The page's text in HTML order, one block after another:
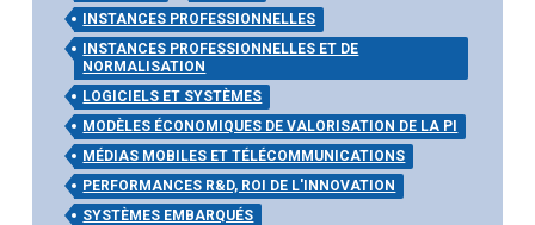
INSTANCES PROFESSIONNELLES
INSTANCES PROFESSIONNELLES ET DE
NORMALISATION
LOGICIELS ET SYSTÈMES
MODÈLES ÉCONOMIQUES DE VALORISATION DE LA PI
MÉDIAS MOBILES ET TÉLÉCOMMUNICATIONS
PERFORMANCES R&D, ROI DE L'INNOVATION
SYSTÈMES EMBARQUÉS